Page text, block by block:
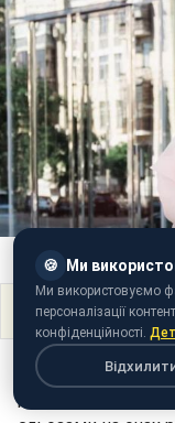
Українська
🍪 Ми
Ми використовуємо
персоналізації
конфіденційності.